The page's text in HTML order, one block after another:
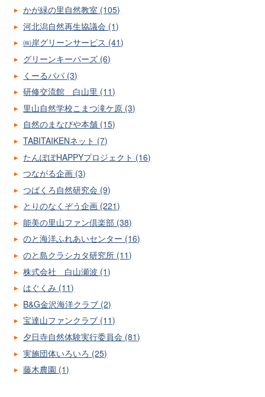
かが緑の里自然教室 (105)
河北潟自然再生協議会 (1)
㈱岸グリーンサービス (41)
グリーンキーパーズ (6)
くーるパパ (3)
研修交流館 白山里 (11)
里山自然学校こまつ滝ケ原 (3)
自然のまなびや本舗 (15)
TABITAIKENネット (7)
たんぽぽHAPPYプロジェクト (16)
つながる企画 (3)
つばくろ自然研究会 (9)
とりのなくぞう企画 (221)
能美の里山ファン倶楽部 (38)
のと海洋ふれあいセンター (16)
のと島クラシカタ研究所 (11)
株式会社 白山瀬波 (1)
はぐくみ (11)
B&G金沢海洋クラブ (2)
宝達山ファンクラブ (11)
夕日寺自然体験実行委員会 (81)
実施団体いろいろ (25)
藤木農園 (1)